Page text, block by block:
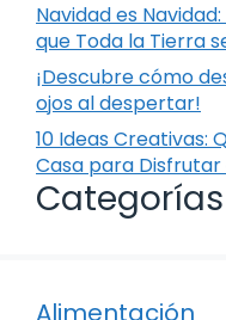
Navidad es
que Toda la Tierra
¡Descubre cómo
ojos al despertar!
10 Ideas Creativas:
Casa para Disfrutar
Categorías
Alimentación